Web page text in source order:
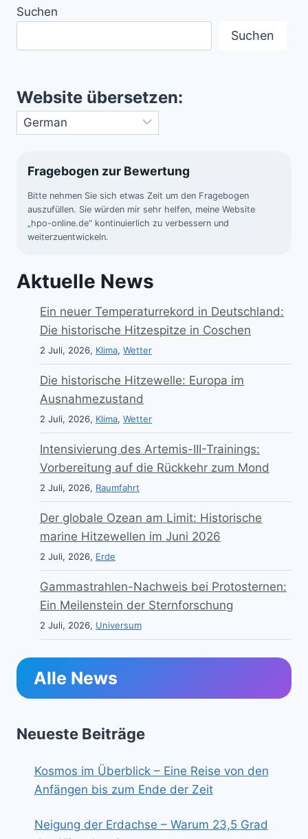
ZUM
Suchen
Suchen
Website übersetzen:
Fragebogen zur Bewertung
Bitte nehmen Sie sich etwas Zeit um den Fragebogen
auszufüllen. Sie würden mir sehr helfen, meine Website
„hpo-online.de“ kontinuierlich zu verbessern und
weiterzuentwickeln.
Aktuelle News
Ein neuer Temperaturrekord in Deutschland:
Die historische Hitzespitze in Coschen
2 Juli, 2026, Klima, Wetter
Die historische Hitzewelle: Europa im
Ausnahmezustand
2 Juli, 2026, Klima, Wetter
Intensivierung des Artemis-III-Trainings:
Vorbereitung auf die Rückkehr zum Mond
2 Juli, 2026, Raumfahrt
Der globale Ozean am Limit: Historische
marine Hitzewellen im Juni 2026
2 Juli, 2026, Erde
Gammastrahlen-Nachweis bei Protosternen:
Ein Meilenstein der Sternforschung
2 Juli, 2026, Universum
Alle News
Neueste Beiträge
Kosmos im Überblick – Eine Reise von den
Anfängen bis zum Ende der Zeit
Neigung der Erdachse – Warum 23,5 Grad